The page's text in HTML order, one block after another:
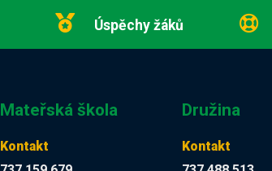
Úspěchy žáků
Mateřská škola
Kontakt
Družina
Kontakt